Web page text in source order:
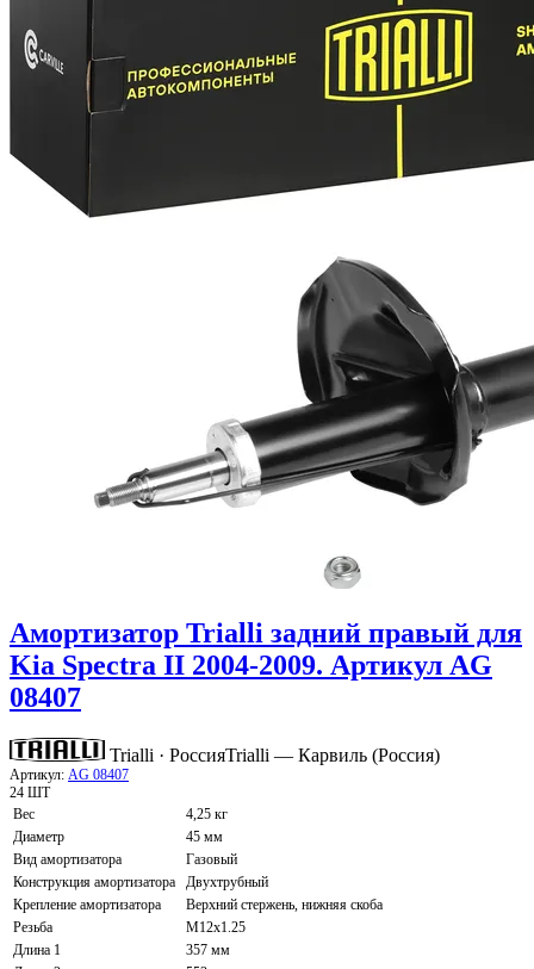
Амортизатор Trialli задний правый для
Kia Spectra II 2004-2009. Артикул AG
08407
Trialli · РоссияTrialli — Карвиль (Россия)
Артикул: AG 08407
24 ШТ
Вес
4,25 кг
Диаметр
45 мм
Вид амортизатора
Газовый
Конструкция амортизатора
Двухтрубный
Крепление амортизатора
Верхний стержень, нижняя скоба
Резьба
M12x1.25
Длина 1
357 мм